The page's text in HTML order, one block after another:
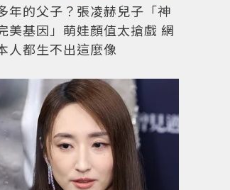
年的父子？張凌赫兒子「神
美基因」萌娃顏值太搶戲 網
人都生不出這麼像